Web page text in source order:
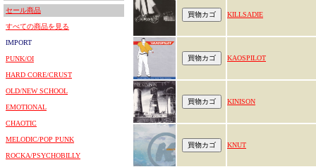
セール商品
すべての商品を見る
IMPORT
PUNK/OI
HARD CORE/CRUST
OLD/NEW SCHOOL
EMOTIONAL
CHAOTIC
MELODIC/POP PUNK
ROCKA/PSYCHOBILLY
KILLSADIE
KAOSPILOT
KINISON
KNUT